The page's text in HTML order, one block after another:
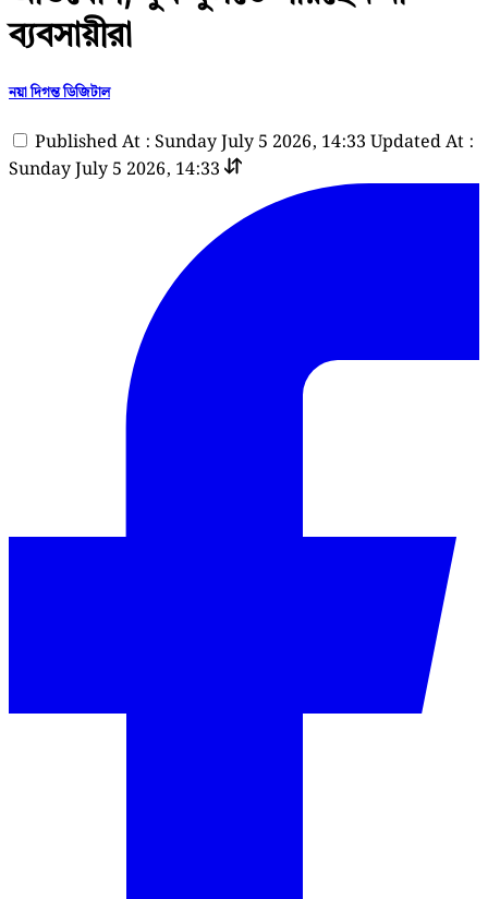
ব্যবসায়ীরা
নয়া দিগন্ত ডিজিটাল
Published At : Sunday July 5 2026, 14:33 Updated At :
Sunday July 5 2026, 14:33